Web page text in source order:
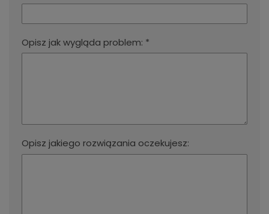
Opisz jak wygląda problem: *
Opisz jakiego rozwiązania oczekujesz: